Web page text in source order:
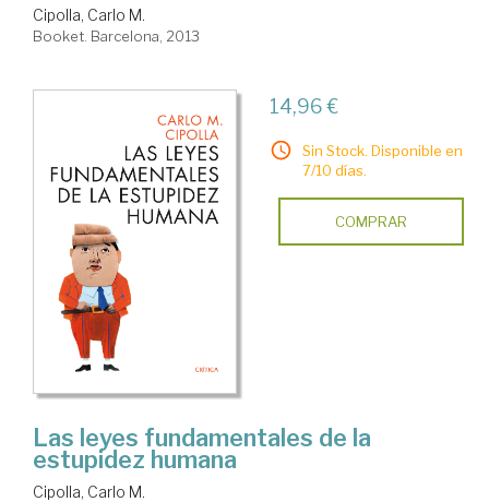
Cipolla, Carlo M.
Booket. Barcelona, 2013
14,96 €
Sin Stock. Disponible en
7/10 días.
COMPRAR
Las leyes fundamentales de la
estupidez humana
Cipolla, Carlo M.